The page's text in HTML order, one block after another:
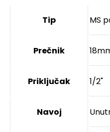
Tip MS
Prečnik
Priključak 1/2"
Navoj